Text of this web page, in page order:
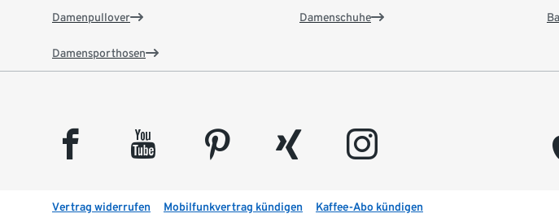
Damenpullover
Damensporthosen
Damenschuhe
facebook youtube pinterest xing instagram
Vertrag widerrufen Mobilfunkvertrag kündigen Kaffee-Abo kündigen